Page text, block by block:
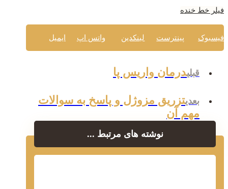
فیلر خط خنده
فیسبوک پینترست لینکدین واتس اپ ایمیل
قبلیدرمان واریس پا
بعدیتزریق مزوژل و پاسخ به سوالات
مهم آن
نوشته های مرتبط ...